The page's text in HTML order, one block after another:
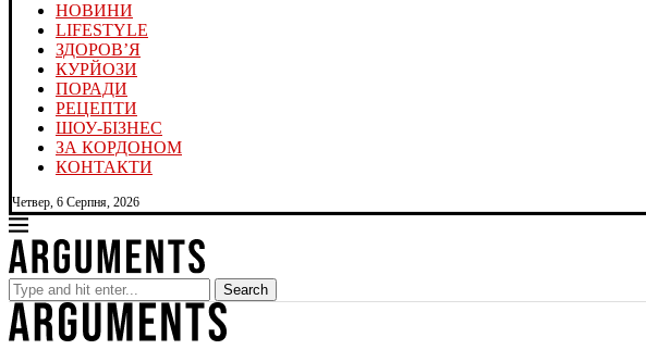
НОВИНИ
LIFESTYLE
ЗДОРОВ’Я
КУРЙОЗИ
ПОРАДИ
РЕЦЕПТИ
ШОУ-БІЗНЕС
ЗА КОРДОНОМ
КОНТАКТИ
Четвер, 6 Серпня, 2026
Search